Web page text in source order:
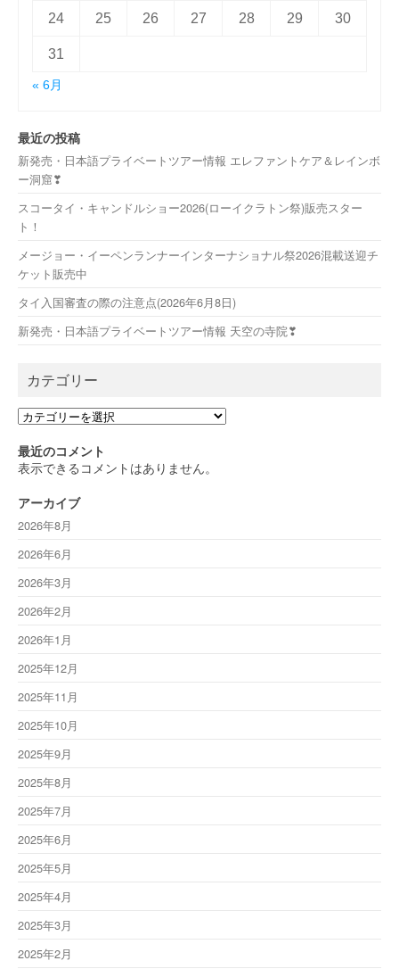
24 25 26 27 28 29 30
31
« 6月
最近の投稿
新発売・日本語プライベートツアー情報 エレファントケア＆レインボ
ー洞窟❣
スコータイ・キャンドルショー2026(ローイクラトン祭)販売スター
ト！
メージョー・イーペンランナーインターナショナル祭2026混載送迎チ
ケット販売中
タイ入国審査の際の注意点(2026年6月8日)
新発売・日本語プライベートツアー情報 天空の寺院❣
カテゴリー
カ
ゴ
リ
最近のコメント
表示できるコメントはありません。
アーカイブ
2026年8月
2026年6月
2026年3月
2026年2月
2026年1月
2025年12月
2025年11月
2025年10月
2025年9月
2025年8月
2025年7月
2025年6月
2025年5月
2025年4月
2025年3月
2025年2月